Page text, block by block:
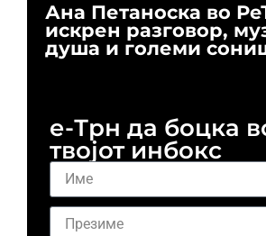
Ана Петаноска во
искрен разговор,
душа и големи
е-Трн да боцка
твојот инбокс